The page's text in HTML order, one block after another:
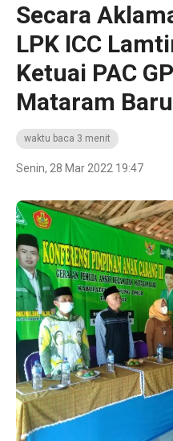
Secara
LPK ICC
Ketuai PAC
Mataram Baru
waktu baca 3 menit
Senin, 28 Mar 2022 19:47